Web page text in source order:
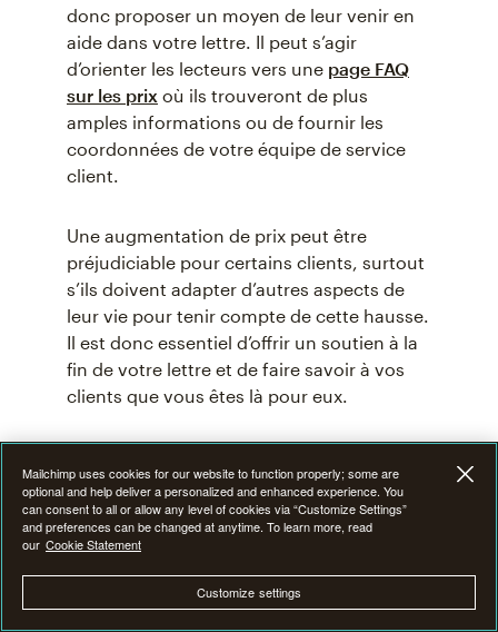
donc proposer un moyen de leur venir en
aide dans votre lettre. Il peut s’agir
d’orienter les lecteurs vers une page FAQ
sur les prix où ils trouveront de plus
amples informations ou de fournir les
coordonnées de votre équipe de service
client.
Une augmentation de prix peut être
préjudiciable pour certains clients, surtout
s’ils doivent adapter d’autres aspects de
leur vie pour tenir compte de cette hausse.
Il est donc essentiel d’offrir un soutien à la
fin de votre lettre et de faire savoir à vos
clients que vous êtes là pour eux.
toujours s’adresser à vous s’ils ont d’autres
questions ou préoccupations concernant
l’augmentation des prix. Vous devez leur
si vous ne le faites pas, il est probable
qu’ils se tourneront vers vos concurrents.
Mailchimp uses cookies for our website to function properly; some are
optional and help deliver a personalized and enhanced experience. You
can consent to all or allow any level of cookies via “Customize Settings”
and preferences can be changed at anytime. To learn more, read
our Cookie Statement
Customize settings